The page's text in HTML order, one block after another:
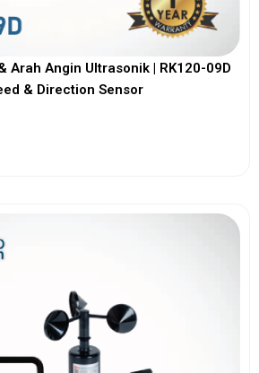
Arah Angin Ultrasonik | RK120-09D
& Direction Sensor